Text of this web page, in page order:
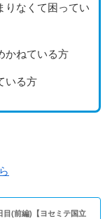
りなくて困ってい
かねている方
いる方
目(前編)【ヨセミテ国立